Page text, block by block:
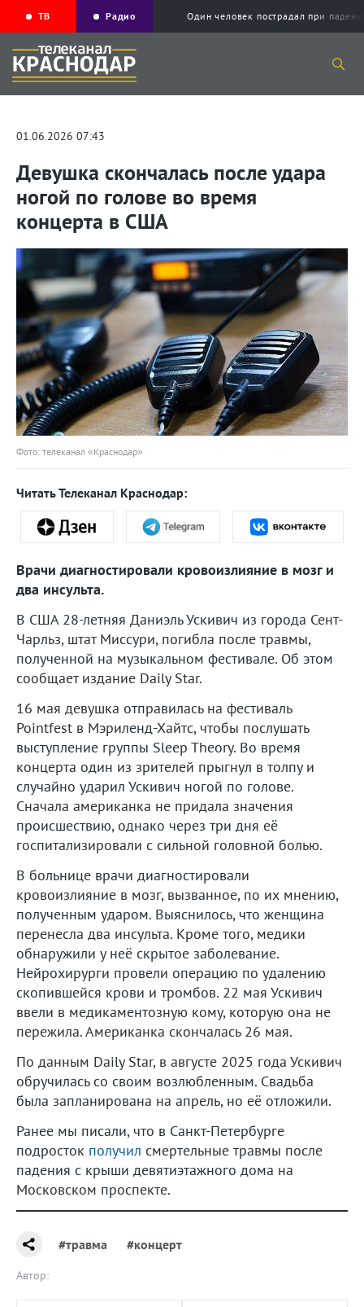
ТВ Радио Один человек пострадал при
01.06.2026 07:43
Девушка скончалась после удара
ногой по голове во время
концерта в США
Фото: телеканал «Краснодар»
Читать Телеканал Краснодар:
Врачи диагностировали кровоизлияние в мозг и
два инсульта.
В США 28-летняя Даниэль Ускивич из города Сент-
Чарльз, штат Миссури, погибла после травмы,
полученной на музыкальном фестивале. Об этом
сообщает издание Daily Star.
16 мая девушка отправилась на фестиваль
Pointfest в Мэриленд-Хайтс, чтобы послушать
выступление группы Sleep Theory. Во время
концерта один из зрителей прыгнул в толпу и
случайно ударил Ускивич ногой по голове.
Сначала американка не придала значения
происшествию, однако через три дня её
госпитализировали с сильной головной болью.
В больнице врачи диагностировали
кровоизлияние в мозг, вызванное, по их мнению,
полученным ударом. Выяснилось, что женщина
перенесла два инсульта. Кроме того, медики
обнаружили у неё скрытое заболевание.
Нейрохирурги провели операцию по удалению
скопившейся крови и тромбов. 22 мая Ускивич
ввели в медикаментозную кому, которую она не
пережила. Американка скончалась 26 мая.
По данным Daily Star, в августе 2025 года Ускивич
обручилась со своим возлюбленным. Свадьба
была запланирована на апрель, но её отложили.
Ранее мы писали, что в Санкт-Петербурге
подросток получил смертельные травмы после
падения с крыши девятиэтажного дома на
Московском проспекте.
#травма #концерт
Автор: